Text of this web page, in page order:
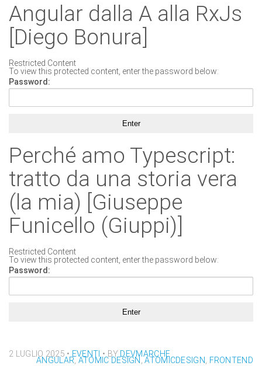
Angular dalla A alla RxJs
[Diego Bonura]
Restricted Content
To view this protected content, enter the password below:
Password:
Perché amo Typescript:
tratto da una storia vera
(la mia) [Giuseppe
Funicello (Giuppi)]
Restricted Content
To view this protected content, enter the password below:
Password:
2 LUGLIO 2025 • EVENTI • BY DEVMARCHE
ANGULAR ATOMIC DESIGN ,ATOMICDESIGN FRONTEND